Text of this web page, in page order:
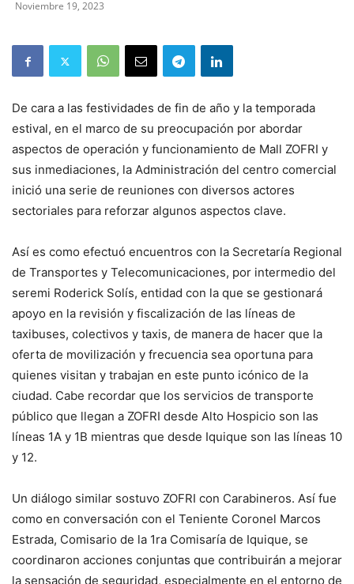
Noviembre 19, 2023
De cara a las festividades de fin de año y la temporada
estival, en el marco de su preocupación por abordar
aspectos de operación y funcionamiento de Mall ZOFRI y
sus inmediaciones, la Administración del centro comercial
inició una serie de reuniones con diversos actores
sectoriales para reforzar algunos aspectos clave.
Así es como efectuó encuentros con la Secretaría Regional
de Transportes y Telecomunicaciones, por intermedio del
seremi Roderick Solís, entidad con la que se gestionará
apoyo en la revisión y fiscalización de las líneas de
taxibuses, colectivos y taxis, de manera de hacer que la
oferta de movilización y frecuencia sea oportuna para
quienes visitan y trabajan en este punto icónico de la
ciudad. Cabe recordar que los servicios de transporte
público que llegan a ZOFRI desde Alto Hospicio son las
líneas 1A y 1B mientras que desde Iquique son las líneas 10
y 12.
Un diálogo similar sostuvo ZOFRI con Carabineros. Así fue
como en conversación con el Teniente Coronel Marcos
Estrada, Comisario de la 1ra Comisaría de Iquique, se
coordinaron acciones conjuntas que contribuirán a mejorar
la sensación de seguridad, especialmente en el entorno de